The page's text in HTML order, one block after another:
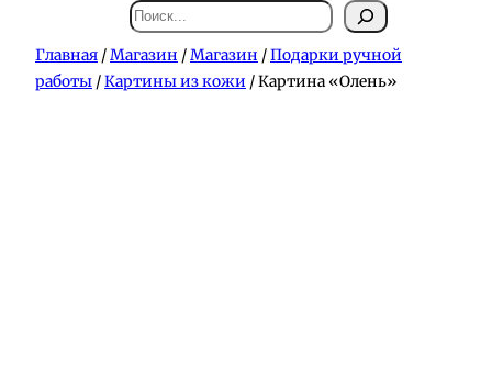
Поиск
Главная /Магазин /Магазин /Подарки ручной
работы /Картины из кожи / Картина «Олень»